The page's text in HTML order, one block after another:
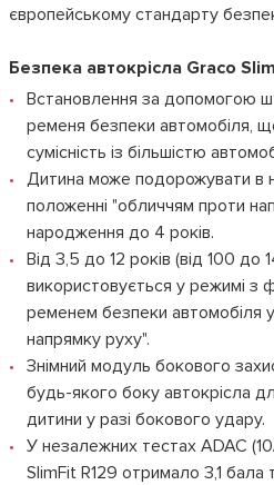
європейському стандарту
Безпека автокрісла Graco
Встановлення за допомогою
ременя безпеки автомобіля,
сумісність із більшістю
Дитина може подорожувати в
положенні "обличчям проти
народження до 4 років.
Від 3,5 до 12 років (від 100 до
використовується у режимі з
ременем безпеки автомобіля
напрямку руху".
Знімний модуль бокового
будь-якого боку автокрісла
дитини у разі бокового удару.
У незалежних тестах ADAC
SlimFit R129 отримало 3,1 бала